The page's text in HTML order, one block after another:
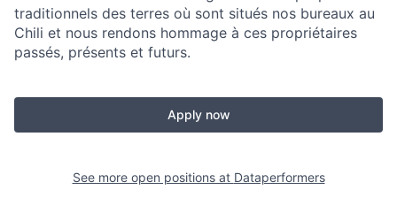
traditionnels des terres où sont situés nos bureaux au
Chili et nous rendons hommage à ces propriétaires
passés, présents et futurs.
Apply now
See more open positions at Dataperformers